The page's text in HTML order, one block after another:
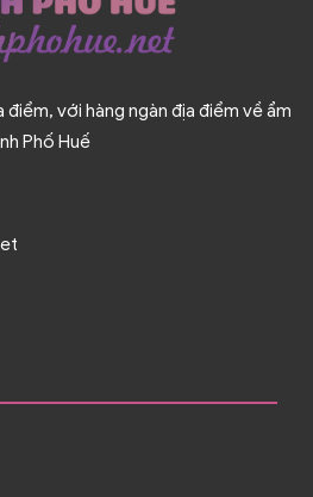
điểm, với hàng ngàn địa điểm về ẩm
Phố Huế